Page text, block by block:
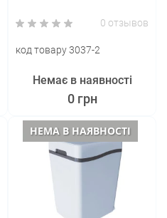
0 отзывов
код товару 3037-2
0 грн
Немає в наявності
НЕМА В НАЯВНОСТІ